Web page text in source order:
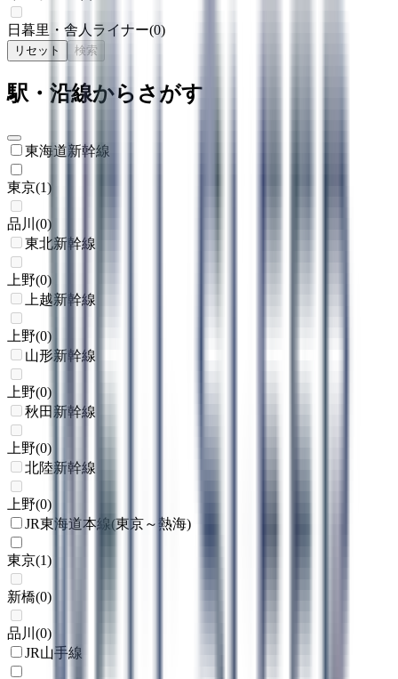
日暮里・舎人ライナー(0)
リセット 検索
駅・沿線からさがす
東海道新幹線
東京(1)
品川 (0)
東北新幹線
上野(0)
上越新幹線
上野(0)
山形新幹線
上野(0)
秋田新幹線
上野(0)
北陸新幹線
上野(0)
JR東海道本線(東京～熱海)
東京(1)
新橋(0)
品川 (0)
JR山手線